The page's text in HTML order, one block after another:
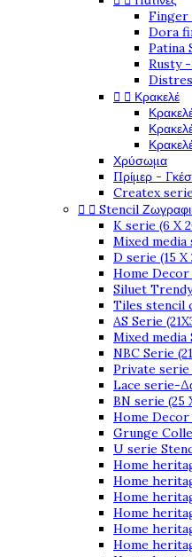
Finger
Dora
Patina
Rusty -
  Κρακελέ
Χρύσωμα
Πρίμερ -
Createx
  Stencil
K serie (6 X
Mixed media
D serie (15 X
Home Decor
Siluet
Tiles stencil
AS Serie
Mixed media
NBC Serie
Private serie
Lace serie-
BN serie (25
Home Decor
Grunge
U serie
Home
Home
Home
Home
Home
Home